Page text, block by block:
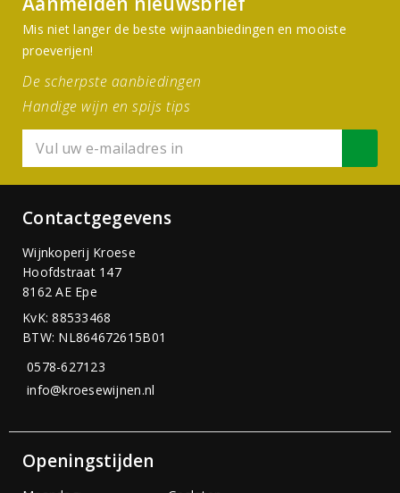
Mis niet langer de beste wijnaanbiedingen en mooiste
proeverijen!
De scherpste aanbiedingen
Handige wijn en spijs tips
Contactgegevens
Wijnkoperij Kroese
Hoofdstraat 147
8162 AE Epe
KvK: 88533468
BTW: NL864672615B01
0578-627123
info@kroesewijnen.nl
Openingstijden